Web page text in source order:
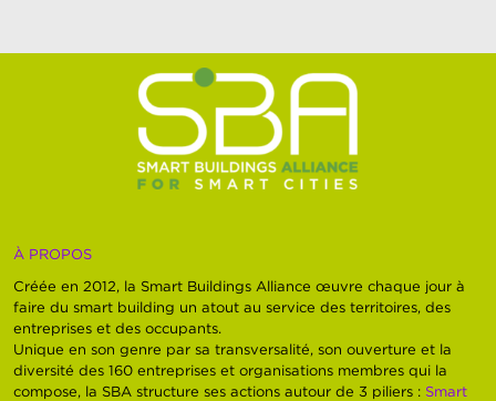
À PROPOS
Créée en 2012, la Smart Buildings Alliance œuvre chaque jour à
faire du smart building un atout au service des territoires, des
entreprises et des occupants.
Unique en son genre par sa transversalité, son ouverture et la
diversité des 160 entreprises et organisations membres qui la
compose, la SBA structure ses actions autour de 3 piliers : Smart